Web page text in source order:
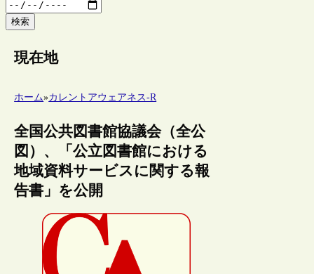
検索
現在地
ホーム»カレントアウェアネス-R
全国公共図書館協議会（全公
図）、「公立図書館における
地域資料サービスに関する報
告書」を公開